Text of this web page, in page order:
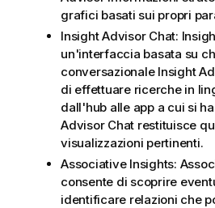
grafici basati sui propri
Insight Advisor Chat:
un'interfaccia basata su
conversazionale Insight
di effettuare ricerche in
dall'hub alle app a cui si
Advisor Chat restituisce
visualizzazioni pertinenti.
Associative Insights:
consente di scoprire
identificare relazioni che